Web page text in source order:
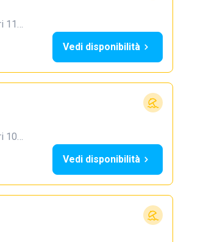
11…
Vedi disponibilità
10…
Vedi disponibilità